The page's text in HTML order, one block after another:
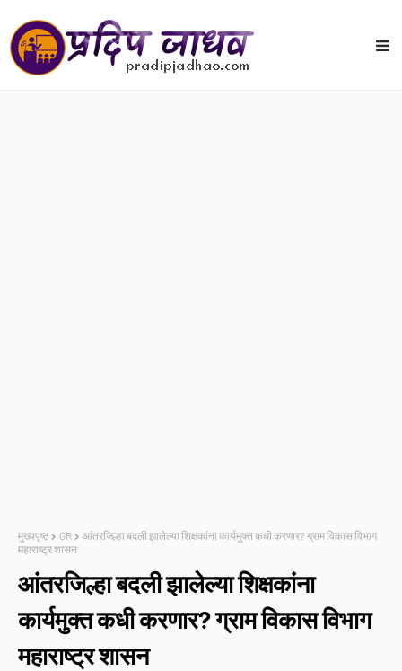
मुख्यपृष्ठ GR
आंतरजिल्हा बदली झालेल्या शिक्षकांना कार्यमुक्त कधी करणार? ग्राम विकास विभाग
महाराष्ट्र शासन
आंतरजिल्हा बदली झालेल्या शिक्षकांना
कार्यमुक्त कधी करणार? ग्राम विकास विभाग
महाराष्ट्र शासन